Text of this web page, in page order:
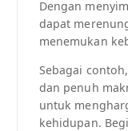
Dengan
dapat
menemukan
Sebagai
dan penuh
untuk
kehidupan.